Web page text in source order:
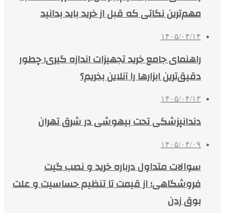
مهم‌ترین نکاتی که قبل از خرید باید بدانید
۱۴۰۵/۰۴/۱۴
راهنمای جامع خرید تجهیزات اندازه گیری؛ چطور
دقیق‌ترین ابزارها را آنلاین بخریم؟
۱۴۰۵/۰۴/۱۳
دندانپزشکی تحت بیهوشی در شرق تهران
۱۴۰۵/۰۴/۰۹
سوالات متداول درباره خرید و نصب گیت
فروشگاهی؛ از قیمت تا تنظیم حساسیت و علت
بوق زدن